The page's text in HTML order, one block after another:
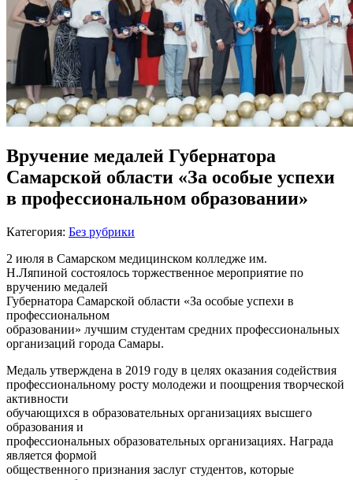
Вручение медалей Губернатора
Самарской области «За особые успехи
в профессиональном образовании»
Категория: Без рубрики
2 июля в Самарском медицинском колледже им.
Н.Ляпиной состоялось торжественное мероприятие по
вручению медалей
Губернатора Самарской области «За особые успехи в
профессиональном
образовании» лучшим студентам средних профессиональных
организаций города Самары.
Медаль утверждена в 2019 году в целях оказания содействия
профессиональному росту молодежи и поощрения творческой
активности
обучающихся в образовательных организациях высшего
образования и
профессиональных образовательных организациях. Награда
является формой
общественного признания заслуг студентов, которые